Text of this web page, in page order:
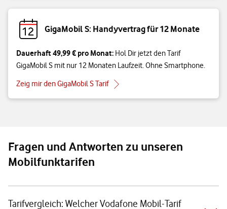
GigaMobil S: Handyvertrag für 12 Monate
Dauerhaft 49,99 € pro Monat: Hol Dir jetzt den Tarif
GigaMobil S mit nur 12 Monaten Laufzeit. Ohne Smartphone.
Zeig mir den GigaMobil S Tarif
Fragen und Antworten zu unseren
Mobilfunktarifen
Tarifvergleich: Welcher Vodafone Mobil-Tarif